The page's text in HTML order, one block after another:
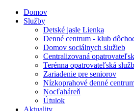
Domov
Služby
Detské jasle Lienka
Denné centrum - klub
Domov sociálnych služieb
Centralizovaná
Terénna opatrovateľská
Zariadenie pre seniorov
Nízkoprahové denné
Nocľaháreň
Útulok
Aktuality